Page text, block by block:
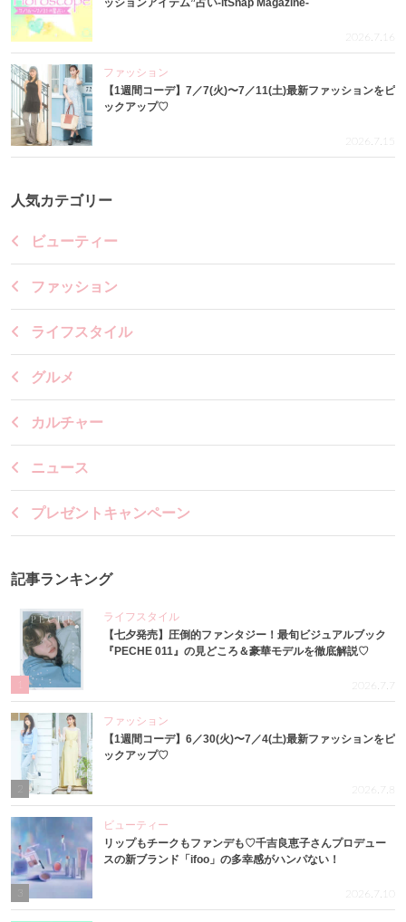
ッションアイテム”占い-itSnap Magazine-
2026.7.16
ファッション
【1週間コーデ】7／7(火)〜7／11(土)最新ファッションをピ
ックアップ♡
2026.7.15
人気カテゴリー
ビューティー
ファッション
ライフスタイル
グルメ
カルチャー
ニュース
プレゼントキャンペーン
記事ランキング
ライフスタイル
【七夕発売】圧倒的ファンタジー！最旬ビジュアルブック
『PECHE 011』の見どころ＆豪華モデルを徹底解説♡
2026.7.7
ファッション
【1週間コーデ】6／30(火)〜7／4(土)最新ファッションをピ
ックアップ♡
2026.7.8
3
ビューティー
リップもチークもファンデも♡千吉良恵子さんプロデュー
スの新ブランド「ifoo」の多幸感がハンパない！
2026.7.10